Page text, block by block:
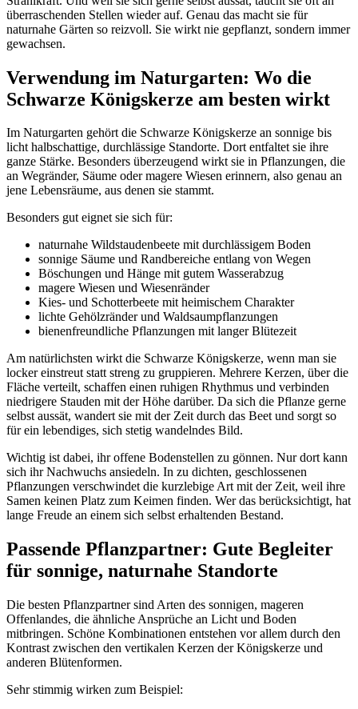
überraschenden Stellen wieder auf. Genau das macht sie für
naturnahe Gärten so reizvoll. Sie wirkt nie gepflanzt, sondern immer
gewachsen.
Verwendung im Naturgarten: Wo die
Schwarze Königskerze am besten wirkt
Im Naturgarten gehört die Schwarze Königskerze an sonnige bis
licht halbschattige, durchlässige Standorte. Dort entfaltet sie ihre
ganze Stärke. Besonders überzeugend wirkt sie in Pflanzungen, die
an Wegränder, Säume oder magere Wiesen erinnern, also genau an
jene Lebensräume, aus denen sie stammt.
Besonders gut eignet sie sich für:
naturnahe Wildstaudenbeete mit durchlässigem Boden
sonnige Säume und Randbereiche entlang von Wegen
Böschungen und Hänge mit gutem Wasserabzug
magere Wiesen und Wiesenränder
Kies- und Schotterbeete mit heimischem Charakter
lichte Gehölzränder und Waldsaumpflanzungen
bienenfreundliche Pflanzungen mit langer Blütezeit
Am natürlichsten wirkt die Schwarze Königskerze, wenn man sie
locker einstreut statt streng zu gruppieren. Mehrere Kerzen, über die
Fläche verteilt, schaffen einen ruhigen Rhythmus und verbinden
niedrigere Stauden mit der Höhe darüber. Da sich die Pflanze gerne
selbst aussät, wandert sie mit der Zeit durch das Beet und sorgt so
für ein lebendiges, sich stetig wandelndes Bild.
Wichtig ist dabei, ihr offene Bodenstellen zu gönnen. Nur dort kann
sich ihr Nachwuchs ansiedeln. In zu dichten, geschlossenen
Pflanzungen verschwindet die kurzlebige Art mit der Zeit, weil ihre
Samen keinen Platz zum Keimen finden. Wer das berücksichtigt, hat
lange Freude an einem sich selbst erhaltenden Bestand.
Passende Pflanzpartner: Gute Begleiter
für sonnige, naturnahe Standorte
Die besten Pflanzpartner sind Arten des sonnigen, mageren
Offenlandes, die ähnliche Ansprüche an Licht und Boden
mitbringen. Schöne Kombinationen entstehen vor allem durch den
Kontrast zwischen den vertikalen Kerzen der Königskerze und
anderen Blütenformen.
Sehr stimmig wirken zum Beispiel: